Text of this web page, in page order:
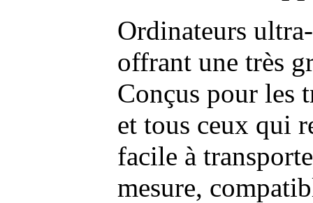
Ordinateurs
offrant une très
Conçus pour les
et tous ceux qui
facile à
mesure,